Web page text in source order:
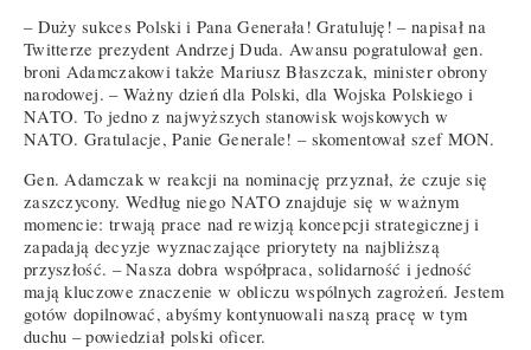
– Duży sukces Polski i Pana Generała! Gratuluję! – napisał na
Twitterze prezydent Andrzej Duda. Awansu pogratulował gen.
broni Adamczakowi także Mariusz Błaszczak, minister obrony
narodowej. – Ważny dzień dla Polski, dla Wojska Polskiego i
NATO. To jedno z najwyższych stanowisk wojskowych w
NATO. Gratulacje, Panie Generale! – skomentował szef MON.
Gen. Adamczak w reakcji na nominację przyznał, że czuje się
zaszczycony. Według niego NATO znajduje się w ważnym
momencie: trwają prace nad rewizją koncepcji strategicznej i
zapadają decyzje wyznaczające priorytety na najbliższą
przyszłość. – Nasza dobra współpraca, solidarność i jedność
mają kluczowe znaczenie w obliczu wspólnych zagrożeń. Jestem
gotów dopilnować, abyśmy kontynuowali naszą pracę w tym
duchu – powiedział polski oficer.